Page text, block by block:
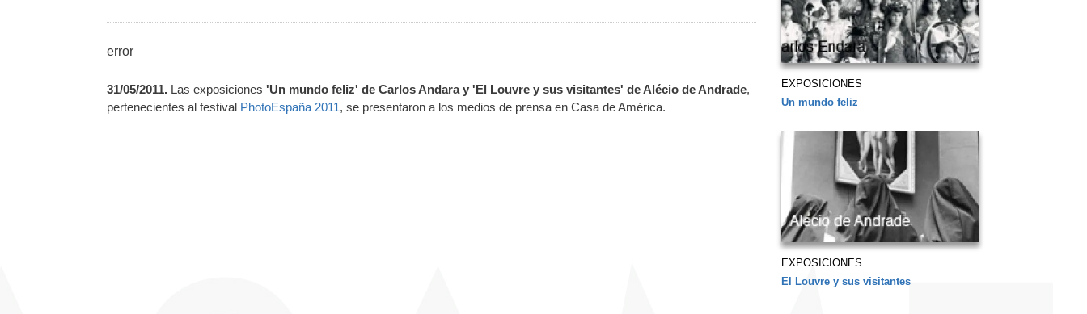
error
31/05/2011. Las exposiciones 'Un mundo feliz' de Carlos Andara y 'El Louvre y sus visitantes' de Alécio de Andrade,
pertenecientes al festival PhotoEspaña 2011, se presentaron a los medios de prensa en Casa de América.
EXPOSICIONES
Un mundo feliz
EXPOSICIONES
El Louvre y sus visitantes